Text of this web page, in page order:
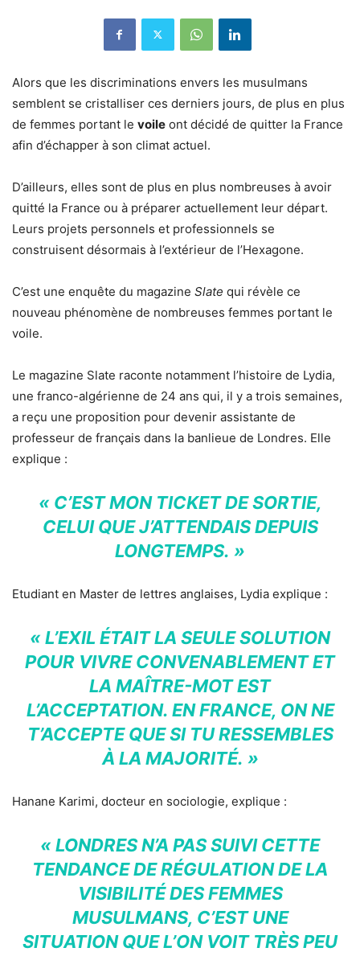
Alors que les discriminations envers les musulmans
semblent se cristalliser ces derniers jours, de plus en plus
de femmes portant le voile ont décidé de quitter la France
afin d’échapper à son climat actuel.
D’ailleurs, elles sont de plus en plus nombreuses à avoir
quitté la France ou à préparer actuellement leur départ.
Leurs projets personnels et professionnels se
construisent désormais à l’extérieur de l’Hexagone.
C’est une enquête du magazine Slate qui révèle ce
nouveau phénomène de nombreuses femmes portant le
voile.
Le magazine Slate raconte notamment l’histoire de Lydia,
une franco-algérienne de 24 ans qui, il y a trois semaines,
a reçu une proposition pour devenir assistante de
professeur de français dans la banlieue de Londres. Elle
explique :
« C’EST MON TICKET DE SORTIE,
CELUI QUE J’ATTENDAIS DEPUIS
LONGTEMPS. »
Etudiant en Master de lettres anglaises, Lydia explique :
« L’EXIL ÉTAIT LA SEULE SOLUTION
POUR VIVRE CONVENABLEMENT ET
LA MAÎTRE-MOT EST
L’ACCEPTATION. EN FRANCE, ON NE
T’ACCEPTE QUE SI TU RESSEMBLES
À LA MAJORITÉ. »
Hanane Karimi, docteur en sociologie, explique :
« LONDRES N’A PAS SUIVI CETTE
TENDANCE DE RÉGULATION DE LA
VISIBILITÉ DES FEMMES
MUSULMANS, C’EST UNE
SITUATION QUE L’ON VOIT TRÈS PEU